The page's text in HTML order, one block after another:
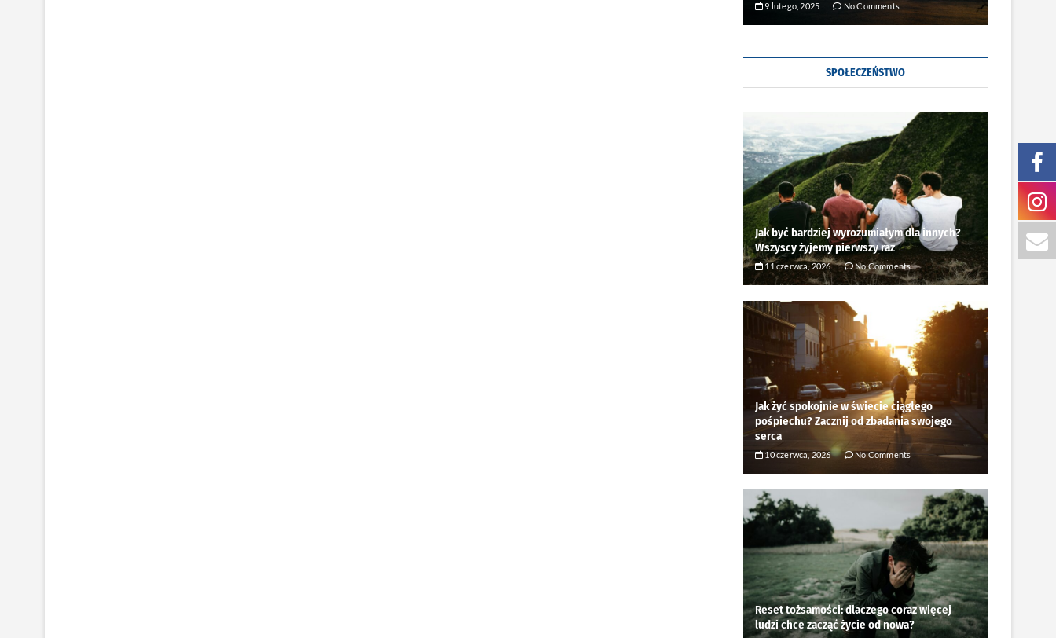
9 lutego, 2025 No Comments
SPOŁECZEŃSTWO
Jak być bardziej wyrozumiałym dla innych?
Wszyscy żyjemy pierwszy raz
11 czerwca, 2026 No Comments
Jak żyć spokojnie w świecie ciągłego
pośpiechu? Zacznij od zbadania swojego
serca
10 czerwca, 2026 No Comments
Reset tożsamości: dlaczego coraz więcej
ludzi chce zacząć życie od nowa?